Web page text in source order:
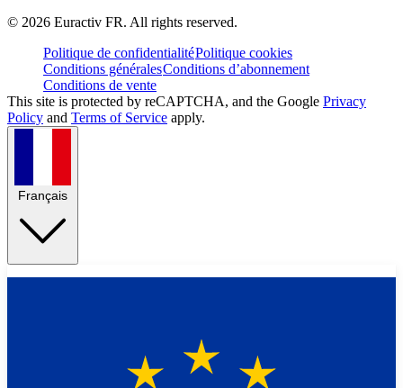
© 2026 Euractiv FR. All rights reserved.
Politique de confidentialitéPolitique cookies
Conditions généralesConditions d’abonnement
Conditions de vente
This site is protected by reCAPTCHA, and the Google Privacy
Policy and Terms of Service apply.
Français